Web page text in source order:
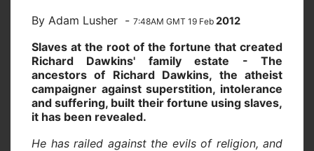
By Adam Lusher - 7:48AM GMT 19 Feb 2012
Slaves at the root of the fortune that created
Richard Dawkins' family estate - The
ancestors of Richard Dawkins, the atheist
campaigner against superstition, intolerance
and suffering, built their fortune using slaves,
it has been revealed.
He has railed against the evils of religion, and